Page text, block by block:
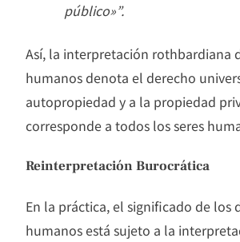
público»”.
Así, la interpretación rothbardiana
humanos denota el derecho
autopropiedad y a la propiedad
corresponde a todos los seres
Reinterpretación Burocrática
En la práctica, el significado de los
humanos está sujeto a la